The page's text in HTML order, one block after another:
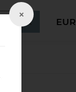
EUR
×